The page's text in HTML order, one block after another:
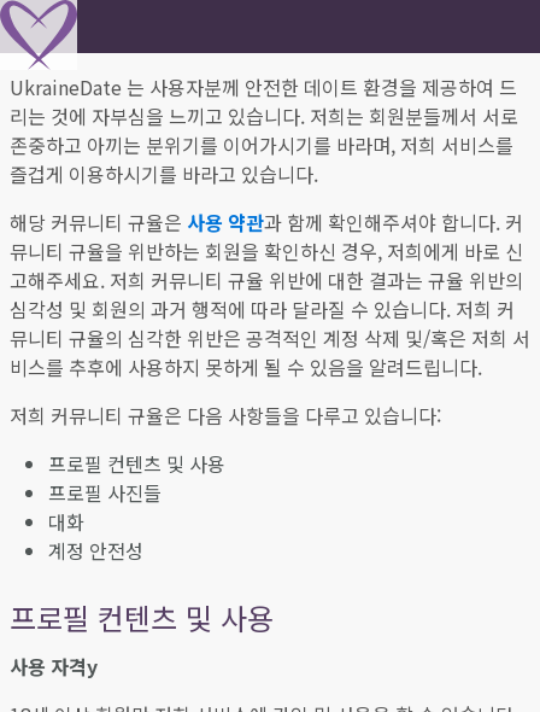
UkraineDate 는 사용자분께 안전한 데이트 환경을 제공하여 드
리는 것에 자부심을 느끼고 있습니다. 저희는 회원분들께서 서로
존중하고 아끼는 분위기를 이어가시기를 바라며, 저희 서비스를
즐겁게 이용하시기를 바라고 있습니다.
해당 커뮤니티 규율은 사용 약관과 함께 확인해주셔야 합니다. 커
뮤니티 규율을 위반하는 회원을 확인하신 경우, 저희에게 바로 신
고해주세요. 저희 커뮤니티 규율 위반에 대한 결과는 규율 위반의
심각성 및 회원의 과거 행적에 따라 달라질 수 있습니다. 저희 커
뮤니티 규율의 심각한 위반은 공격적인 계정 삭제 및/혹은 저희 서
비스를 추후에 사용하지 못하게 될 수 있음을 알려드립니다.
저희 커뮤니티 규율은 다음 사항들을 다루고 있습니다:
프로필 컨텐츠 및 사용
프로필 사진들
대화
계정 안전성
프로필 컨텐츠 및 사용
사용 자격y